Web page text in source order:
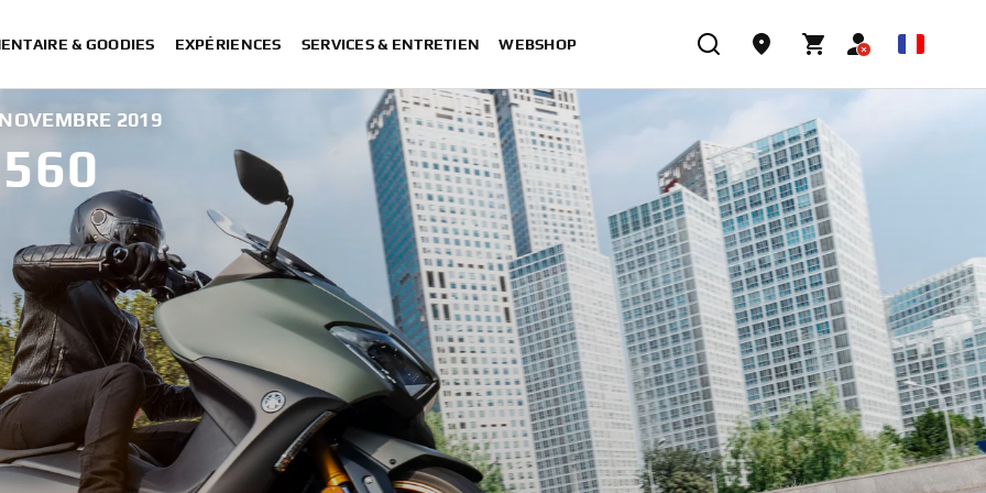
& GOODIES EXPÉRIENCES SERVICES & ENTRETIEN WEBSHOP
2019